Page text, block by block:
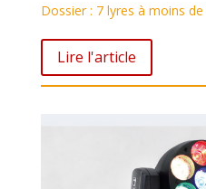
Dossier : 7 lyres à moins
Lire l'article